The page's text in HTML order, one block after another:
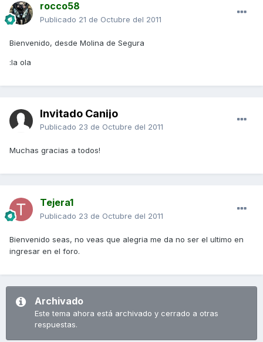
rocco58
Publicado 21 de Octubre del 2011
Bienvenido, desde Molina de Segura
:la ola
Invitado Canijo
Publicado 23 de Octubre del 2011
Muchas gracias a todos!
Tejera1
Publicado 23 de Octubre del 2011
Bienvenido seas, no veas que alegria me da no ser el ultimo en
ingresar en el foro.
Archivado
Este tema ahora está archivado y cerrado a otras
respuestas.